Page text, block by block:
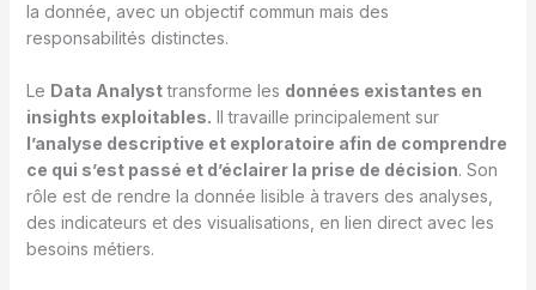
la donnée, avec un objectif commun mais des
responsabilités distinctes.
Le Data Analysttransforme les données existantes en
insights exploitables. Il travaille principalement sur
l’analyse descriptive et exploratoire afin de comprendre
ce qui s’est passé et d’éclairer la prise de décision. Son
rôle est de rendre la donnée lisible à travers des analyses,
des indicateurs et des visualisations, en lien direct avec les
besoins métiers.